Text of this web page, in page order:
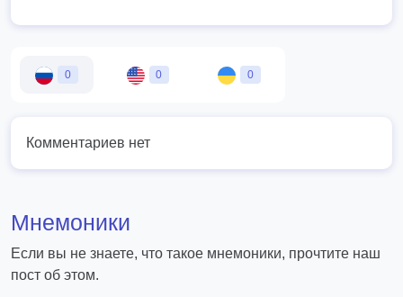
0 0 0
Комментариев нет
Мнемоники
Если вы не знаете, что такое мнемоники, прочтите наш
пост об этом.